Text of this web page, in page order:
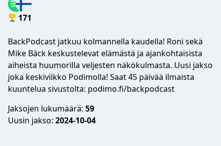
171
BackPodcast jatkuu kolmannella kaudella! Roni sekä
Mike Bäck keskustelevat elämästä ja ajankohtaisista
aiheista huumorilla veljesten näkökulmasta. Uusi jakso
joka keskiviikko Podimolla! Saat 45 päivää ilmaista
kuuntelua sivustolta: podimo.fi/backpodcast
Jaksojen lukumäärä: 59
Uusin jakso: 2024-10-04